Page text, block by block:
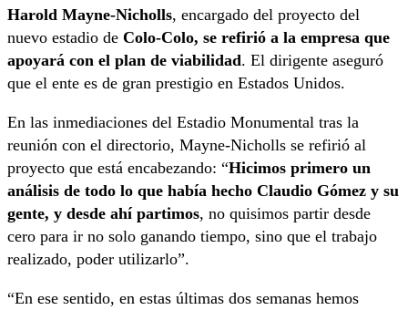
Harold Mayne-Nicholls, encargado del proyecto del
nuevo estadio de Colo-Colo, se refirió a la empresa que
apoyará con el plan de viabilidad. El dirigente aseguró
que el ente es de gran prestigio en Estados Unidos.
En las inmediaciones del Estadio Monumental tras la
reunión con el directorio, Mayne-Nicholls se refirió al
proyecto que está encabezando: “Hicimos primero un
análisis de todo lo que había hecho Claudio Gómez y su
gente, y desde ahí partimos, no quisimos partir desde
cero para ir no solo ganando tiempo, sino que el trabajo
realizado, poder utilizarlo”.
“En ese sentido, en estas últimas dos semanas hemos